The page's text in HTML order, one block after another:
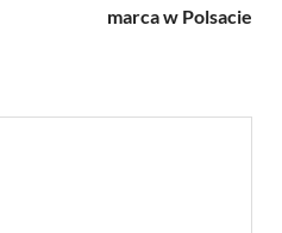
marca w Polsacie